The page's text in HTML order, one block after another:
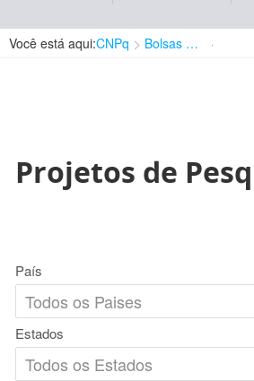
Você está aqui:CNPq Bolsas e Auxílios Vigentes
Projetos de
País
Estados